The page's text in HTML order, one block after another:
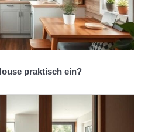
praktisch ein?